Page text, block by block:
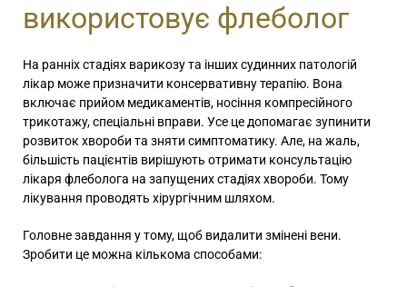
використовує флеболог
На ранніх стадіях варикозу та інших судинних патологій
лікар може призначити консервативну терапію. Вона
включає прийом медикаментів, носіння компресійного
трикотажу, спеціальні вправи. Усе це допомагає зупинити
розвиток хвороби та зняти симптоматику. Але, на жаль,
більшість пацієнтів вирішують отримати консультацію
лікаря флеболога на запущених стадіях хвороби. Тому
лікування проводять хірургічним шляхом.
Головне завдання у тому, щоб видалити змінені вени.
Зробити це можна кількома способами: